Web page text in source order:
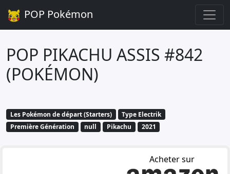
POP Pokémon
POP PIKACHU ASSIS #842
(POKÉMON)
Les Pokémon de départ (Starters)
Type Electrik
Première Génération
null Pikachu 2021
Acheter sur